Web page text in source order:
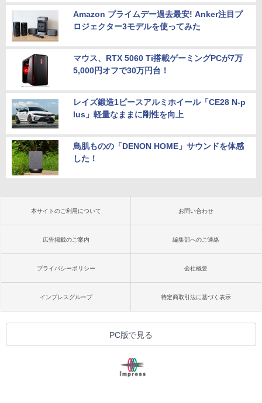
Amazon プライムデー過去最安! Anker注目プ
ロジェクター3モデルを使ってみた
マウス、RTX 5060 Ti搭載ゲーミングPCが7万
5,000円オフで30万円台！
レイズ鍛造1ピースアルミホイール「CE28 N-p
lus」軽量なままに剛性を向上
鳥肌ものの「DENON HOME」サウンドを体感
した！
本サイトのご利用について お問い合わせ
広告掲載のご案内 編集部へのご連絡
プライバシーポリシー 会社概要
インプレスグループ 特定商取引法に基づく表示
PC版で見る